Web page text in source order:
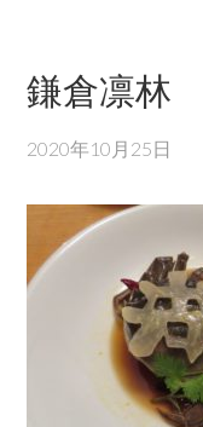
鎌倉凛林
2020年10月25日